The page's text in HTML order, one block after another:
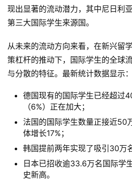
现出显著的流动潜力，其中尼日利
第三大国际学生来源国。
从未来的流动方向来看，在新兴留
策杠杆的推动下，国际学生的全球
与分散的特征。最新统计数据显示：
德国现有的国际学生已经超过
（6%）正在加大；
法国的国际学生数量正接近50
体增长17%；
韩国提前两年实现了吸引30万
日本已招收逾33.6万名国际学
史新高。